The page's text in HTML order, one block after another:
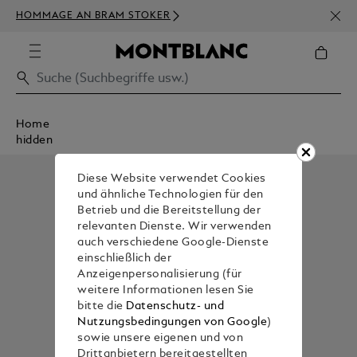
HOMMAGE AN BRAM STOKER
Home
hidden
Diese Website verwendet Cookies
und ähnliche Technologien für den
Betrieb und die Bereitstellung der
relevanten Dienste. Wir verwenden
auch verschiedene Google-Dienste
einschließlich der
Anzeigenpersonalisierung (für
weitere Informationen lesen Sie
bitte die Datenschutz- und
Nutzungsbedingungen von Google)
sowie unsere eigenen und von
Drittanbietern bereitgestellten